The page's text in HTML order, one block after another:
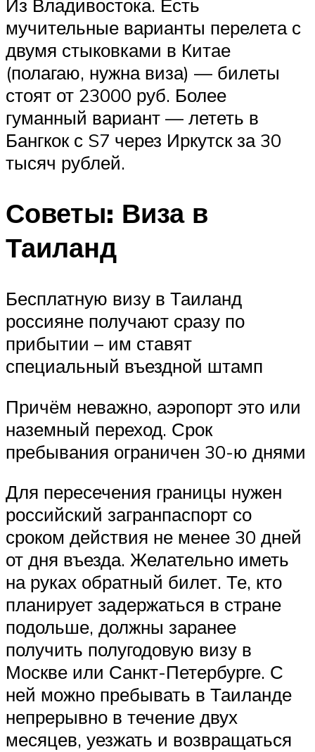
Из Владивостока. Есть
мучительные варианты перелета с
двумя стыковками в Китае
(полагаю, нужна виза) — билеты
стоят от 23000 руб. Более
гуманный вариант — лететь в
Бангкок с S7 через Иркутск за 30
тысяч рублей.
Советы: Виза в
Таиланд
Бесплатную визу в Таиланд
россияне получают сразу по
прибытии – им ставят
специальный въездной штамп
Причём неважно, аэропорт это или
наземный переход. Срок
пребывания ограничен 30-ю днями
Для пересечения границы нужен
российский загранпаспорт со
сроком действия не менее 30 дней
от дня въезда. Желательно иметь
на руках обратный билет. Те, кто
планирует задержаться в стране
подольше, должны заранее
получить полугодовую визу в
Москве или Санкт-Петербурге. С
ней можно пребывать в Таиланде
непрерывно в течение двух
месяцев, уезжать и возвращаться